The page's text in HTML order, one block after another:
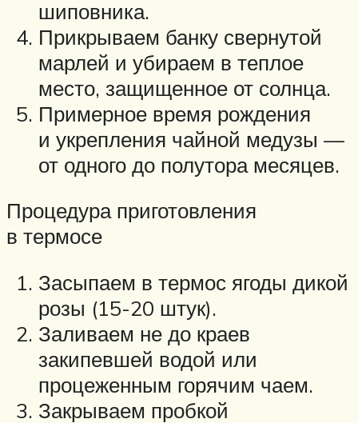
шиповника.
Прикрываем банку свернутой
марлей и убираем в теплое
место, защищенное от солнца.
Примерное время рождения
и укрепления чайной медузы —
от одного до полутора месяцев.
Процедура приготовления
в термосе
Засыпаем в термос ягоды дикой
розы (15-20 штук).
Заливаем не до краев
закипевшей водой или
процеженным горячим чаем.
Закрываем пробкой